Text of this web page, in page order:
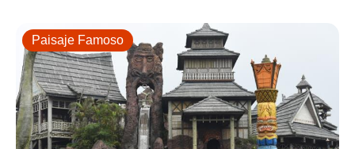
Paisaje Famoso